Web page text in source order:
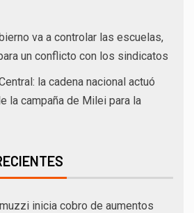
va a controlar las escuelas,
un conflicto con los sindicatos
la cadena nacional actuó
la campaña de Milei para la
inicia cobro de aumentos